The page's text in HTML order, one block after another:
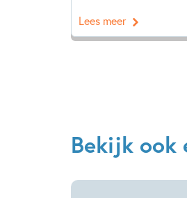
Lees meer
Bekijk ook